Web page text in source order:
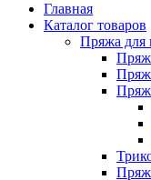
Главная
Каталог товаров
Пряжа для